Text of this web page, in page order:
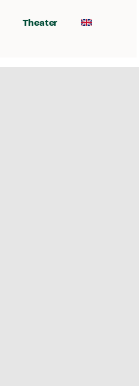
Theater